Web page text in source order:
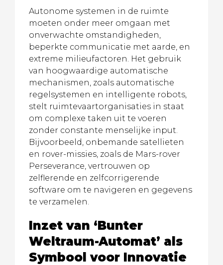
Autonome systemen in de ruimte
moeten onder meer omgaan met
onverwachte omstandigheden,
beperkte communicatie met aarde, en
extreme milieufactoren. Het gebruik
van hoogwaardige automatische
mechanismen, zoals automatische
regelsystemen en intelligente robots,
stelt ruimtevaartorganisaties in staat
om complexe taken uit te voeren
zonder constante menselijke input.
Bijvoorbeeld, onbemande satellieten
en rover-missies, zoals de Mars-rover
Perseverance, vertrouwen op
zelflerende en zelfcorrigerende
software om te navigeren en gegevens
te verzamelen.
Inzet van ‘Bunter
Weltraum-Automat’ als
Symbool voor Innovatie